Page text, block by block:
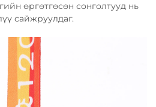
өргөтгөсөн сонголтууд нь
сайжруулдаг.